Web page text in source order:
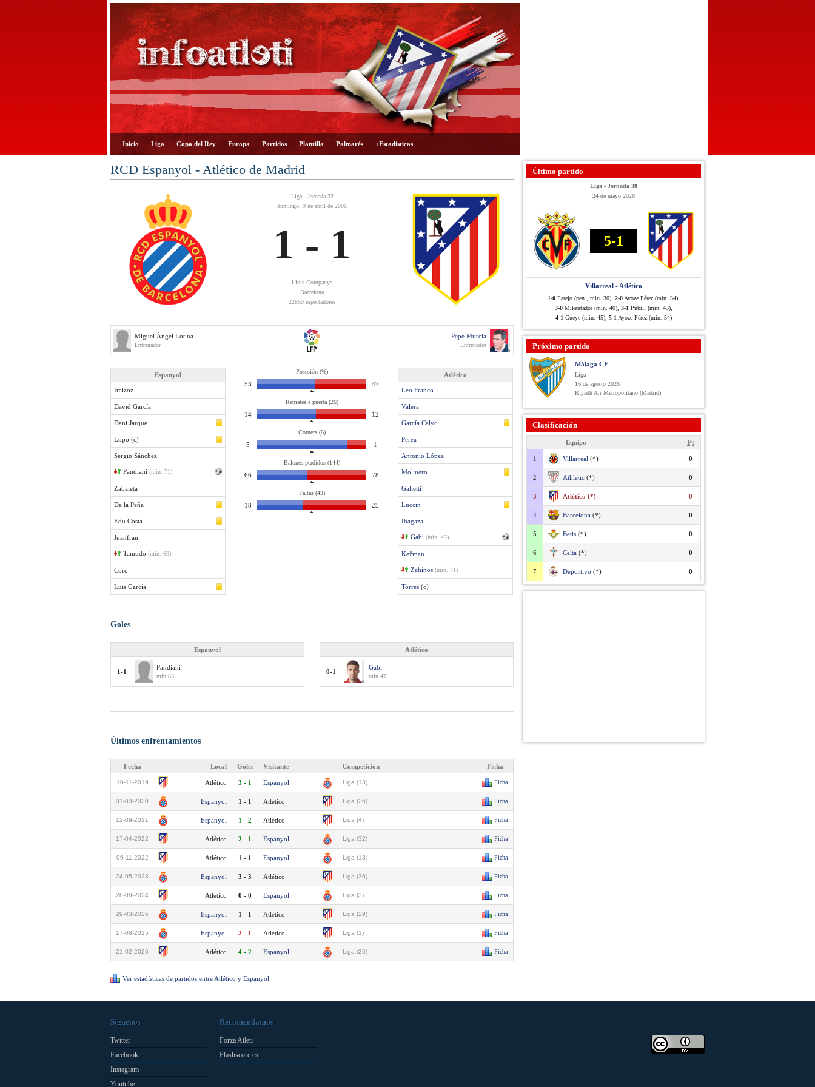
Inicio Liga Copa del Rey Europa Partidos Plantilla Palmarés +Estadísticas
RCD Espanyol - Atlético de Madrid
Liga - Jornada 32
domingo, 9 de abril de 2006
1 - 1
Lluís Companys
Barcelona
22850 espectadores
Miguel Ángel Lotina
Entrenador
Pepe Murcia
Entrenador
Espanyol
Iraizoz
David García
Dani Jarque
Lopo (c)
Sergio Sánchez
Pandiani (min. 71)
Zabaleta
De la Peña
Edu Costa
Juanfran
Tamudo (min. 60)
Coro
Luis García
Posesión (%)
53 47
Remates a puerta (26)
14 12
Corners (6)
5 1
Balones perdidos (144)
66 78
Faltas (43)
18 25
Atlético
Leo Franco
Valera
García Calvo
Perea
Antonio López
Molinero
Galletti
Luccin
Ibagaza
Gabi (min. 43)
Kežman
Zahínos (min. 71)
Torres (c)
Goles
Espanyol
1-1
Pandiani
min.83
Atlético
0-1
Gabi
min.47
Últimos enfrentamientos
Fecha Local Goles Visitante Competición Ficha
10-11-2019 Atlético 3 - 1 Espanyol Liga (13) Ficha
01-03-2020 Espanyol 1 - 1 Atlético Liga (26) Ficha
12-09-2021 Espanyol 1 - 2 Atlético Liga (4) Ficha
17-04-2022 Atlético 2 - 1 Espanyol Liga (32) Ficha
06-11-2022 Atlético 1 - 1 Espanyol Liga (13) Ficha
24-05-2023 Espanyol 3 - 3 Atlético Liga (36) Ficha
28-08-2024 Atlético 0 - 0 Espanyol Liga (3) Ficha
29-03-2025 Espanyol 1 - 1 Atlético Liga (29) Ficha
17-08-2025 Espanyol 2 - 1 Atlético Liga (1) Ficha
21-02-2026 Atlético 4 - 2 Espanyol Liga (25) Ficha
Ver estadísticas de partidos entre Atlético y Espanyol
Último partido
Liga - Jornada 38
24 de mayo 2026
5-1
Villarreal - Atlético
1-0 Parejo (pen., min. 30), 2-0 Ayoze Pérez (min. 34),
3-0 Mikautadze (min. 40), 3-1 Pubill (min. 43),
4-1 Gueye (min. 45), 5-1 Ayoze Pérez (min. 54)
Próximo partido
Málaga CF
Liga
16 de agosto 2026
Riyadh Air Metropolitano (Madrid)
Clasificación
Equipo Pt
1 Villarreal (*) 0
2 Athletic (*) 0
3 Atlético (*) 0
4 Barcelona (*) 0
5 Betis (*) 0
6 Celta (*) 0
7 Deportivo (*) 0
Síguenos
Twitter
Facebook
Instagram
Youtube
Recomendamos
Forza Atleti
Flashscore.es